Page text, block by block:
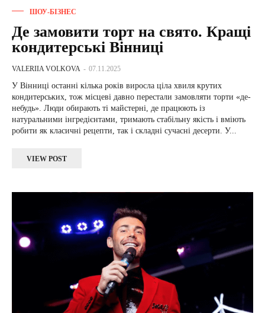
ШОУ-БІЗНЕС
Де замовити торт на свято. Кращі
кондитерські Вінниці
VALERIIA VOLKOVA - 07.11.2025
У Вінниці останні кілька років виросла ціла хвиля крутих
кондитерських, тож місцеві давно перестали замовляти торти «де-
небудь». Люди обирають ті майстерні, де працюють із
натуральними інгредієнтами, тримають стабільну якість і вміють
робити як класичні рецепти, так і складні сучасні десерти. У...
VIEW POST